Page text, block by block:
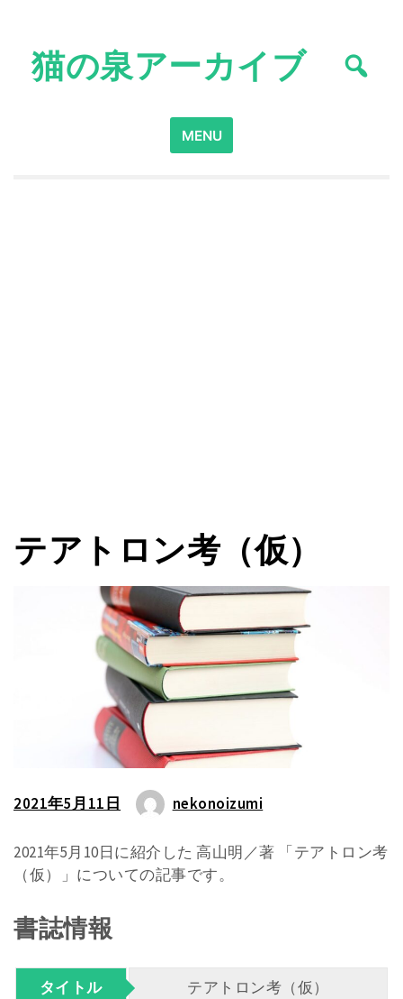
content猫の泉アーカイブ
Search
for:
MENU
テアトロン考（仮）
2021年5月11日 nekonoizumi
2021年5月10日に紹介した 高山明／著 「テアトロン考
（仮）」についての記事です。
書誌情報
タイトル テアトロン考（仮）